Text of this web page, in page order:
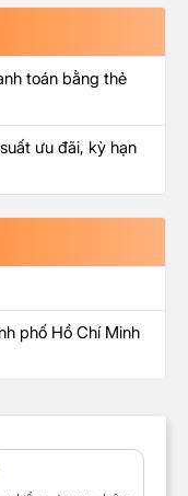
toán bằng thẻ
ưu đãi, kỳ hạn
phố Hồ Chí Minh